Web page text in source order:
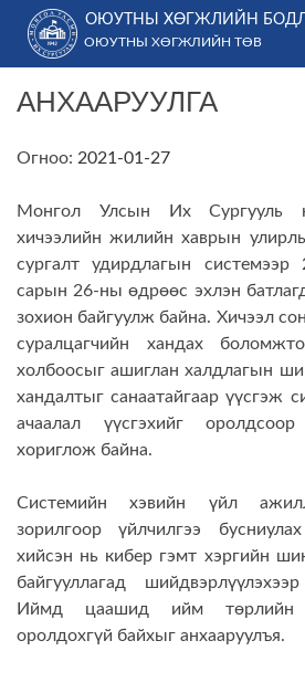
content
ОЮУТНЫ ХӨГЖЛИЙН
ОЮУТНЫ ХӨГЖЛИЙН ТӨВ
АНХААРУУЛГА
Огноо: 2021-01-27
Монгол Улсын Их Сургууль
хичээлийн жилийн хаврын
сургалт удирдлагын
сарын 26-ны өдрөөс эхлэн
зохион байгуулж байна. Хичээл
суралцагчийн хандах
холбоосыг ашиглан халдлагын
хандалтыг санаатайгаар үүсгэж
ачаалал үүсгэхийг
хориглож байна.
Системийн хэвийн үйл
зорилгоор үйлчилгээ
хийсэн нь кибер гэмт хэргийн
байгууллагад
Иймд цаашид ийм төрлийн
оролдохгүй байхыг анхааруулъя.